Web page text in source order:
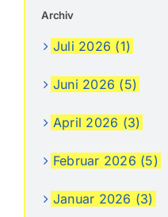
Archiv
Juli 2026 (1)
Juni 2026 (5)
April 2026 (3)
Februar 2026 (5)
Januar 2026 (3)